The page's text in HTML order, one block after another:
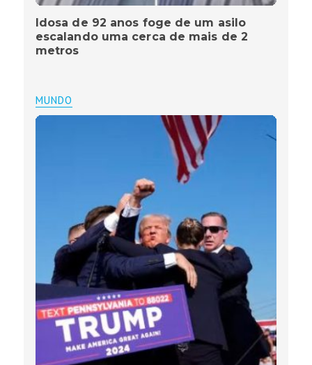
Idosa de 92 anos foge de um asilo
escalando uma cerca de mais de 2
metros
MUNDO